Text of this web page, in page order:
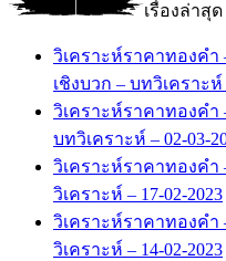
เรื่องล่าสุด
วิเคราะห์ราคาทองค
เชิงบวก – บทวิเคราะห์
วิเคราะห์ราคาทองค
บทวิเคราะห์ – 02-03-
วิเคราะห์ราคาทองคำ
วิเคราะห์ – 17-02-2023
วิเคราะห์ราคาทองค
วิเคราะห์ – 14-02-2023